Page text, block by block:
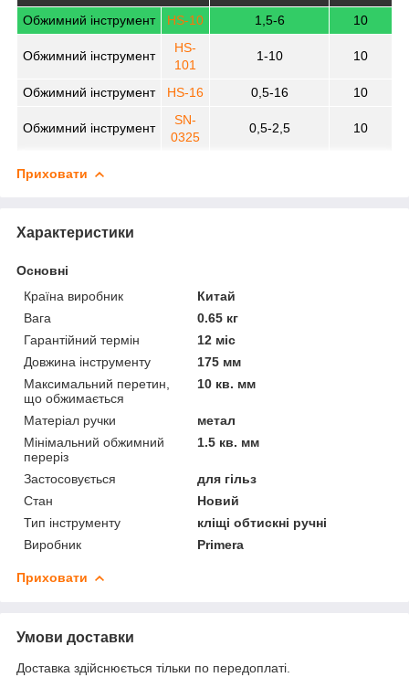
Обжимний інструмент HS-10 1,5-6 10
Обжимний інструмент
HS-
101
1-10 10
Обжимний інструмент HS-16 0,5-16 10
Обжимний інструмент
SN-
0325
0,5-2,5 10
Приховати
Характеристики
Основні
Країна виробник
Китай
Вага
0.65 кг
Гарантійний термін
12 міс
Довжина інструменту
175 мм
Максимальний перетин,
що обжимається
10 кв. мм
Матеріал ручки
метал
Мінімальний обжимний
переріз
1.5 кв. мм
Застосовується
для гільз
Стан
Новий
Тип інструменту
кліщі обтискні ручні
Виробник
Primera
Приховати
Умови доставки
Доставка здійснюється тільки по передоплаті.